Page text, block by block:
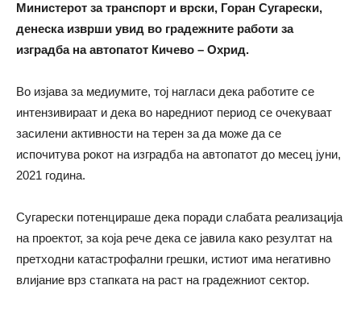
Министерот за транспорт и врски, Горан Сугарески,
денеска изврши увид во градежните работи за
изградба на автопатот Кичево – Охрид.
Во изјава за медиумите, тој нагласи дека работите се
интензивираат и дека во наредниот период се очекуваат
засилени активности на терен за да може да се
испочитува рокот на изградба на автопатот до месец јуни,
2021 година.
Сугарески потенцираше дека поради слабата реализација
на проектот, за која рече дека се јавила како резултат на
претходни катастрофални грешки, истиот има негативно
влијание врз стапката на раст на градежниот сектор.